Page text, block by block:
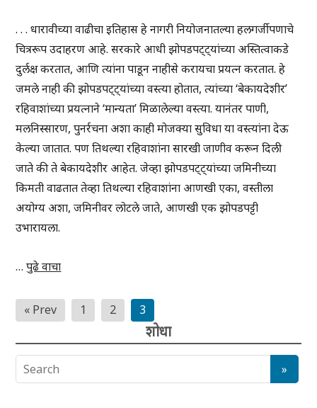
. . . धारावीच्या वाढीचा इतिहास हे नागरी नियोजनातल्या हलगर्जीपणाचे
चित्ररूप उदाहरण आहे. सरकारे आधी झोपडपट्ट्यांच्या अस्तित्वाकडे
दुर्लक्ष करतात, आणि त्यांना पाडून नाहीसे करायचा प्रयत्न करतात. हे
जमले नाही की झोपडपट्ट्यांच्या वस्त्या होतात, त्यांच्या ‘बेकायदेशीर’
रहिवाशांच्या प्रयत्नाने ‘मान्यता’ मिळालेल्या वस्त्या. यानंतर पाणी,
मलनिस्सारण, पुनर्रचना अशा काही मोजक्या सुविधा या वस्त्यांना देऊ
केल्या जातात. पण तिथल्या रहिवाशांना सारखी जाणीव करून दिली
जाते की ते बेकायदेशीर आहेत. जेव्हा झोपडपट्ट्यांच्या जमिनीच्या
किमती वाढतात तेव्हा तिथल्या रहिवाशांना आणखी एका, वस्तीला
अयोग्य अशा, जमिनीवर लोटले जाते, आणखी एक झोपडपट्टी
उभारायला.
…पुढे वाचा
Posts
pagination
« Prev 1 2 3
शोधा